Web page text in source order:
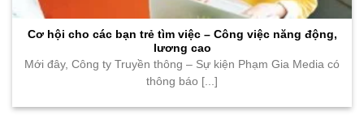
Cơ hội cho các bạn trẻ tìm việc – Công việc năng động,
lương cao
Mới đây, Công ty Truyền thông – Sự kiện Phạm Gia Media có
thông báo [...]